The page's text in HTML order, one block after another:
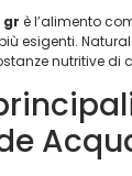
gr è l’alimento
esigenti.
nutritive di